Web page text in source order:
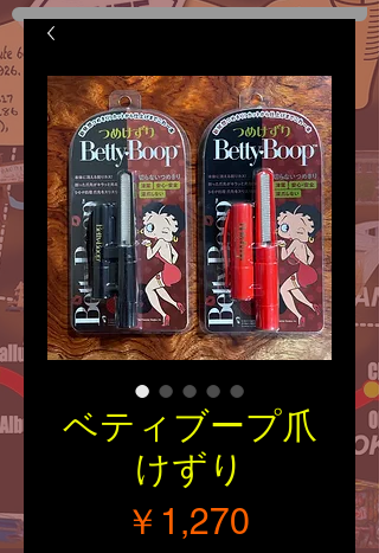
ベティブープ爪
けずり
￥1,270価格